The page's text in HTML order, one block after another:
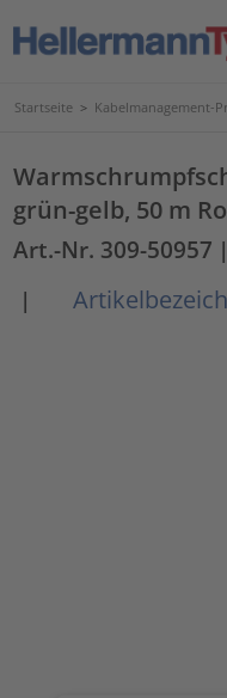
Startseite > Kabelmanagement-
grün-gelb, 50 m
Art.-Nr. 309-50957
|